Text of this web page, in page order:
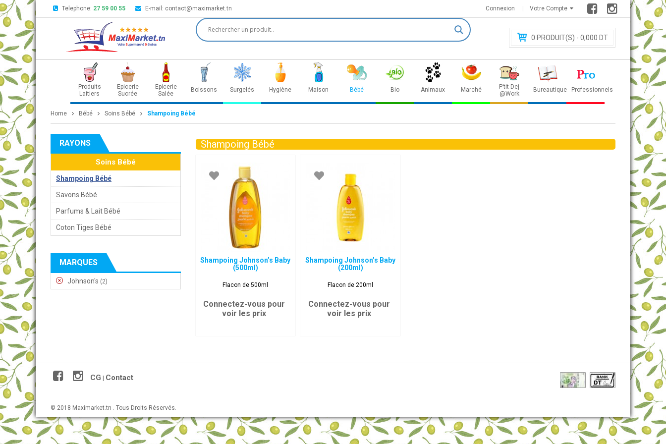
Telephone: 27 59 00 55 E-mail: contact@maximarket.tn Votre Compte
Connexion
0 PRODUIT(S) - 0,000 DT
Produits
Laitiers
Epicerie
Sucrée
Epicerie
Salée
Boissons Surgelés Hygiène Maison Bébé Bio Animaux Marché
P’tit Dej
@Work
Bureautique Professionnels
Home Bébé Soins Bébé Shampoing Bébé
RAYONS
Soins Bébé
Shampoing Bébé
Savons Bébé
Parfums & Lait Bébé
Coton Tiges Bébé
MARQUES
Johnson's (2)
Shampoing Bébé
Shampoing Johnson’s Baby
(500ml)
Flacon de 500ml
Connectez-vous pour
voir les prix
Shampoing Johnson’s Baby
(200ml)
Flacon de 200ml
Connectez-vous pour
voir les prix
CG Contact
© 2018 Maximarket.tn . Tous Droits Réservés.